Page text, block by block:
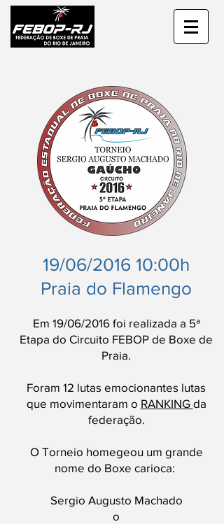
19/06/2016 10:00h
Praia do Flamengo
Em 19/06/2016 foi realizada a 5ª
Etapa do Circuito FEBOP de Boxe de
Praia.
Foram 12 lutas emocionantes lutas
que movimentaram o RANKING da
federação.
O Torneio homegeou um grande
nome do Boxe carioca:
Sergio Augusto Machado
o